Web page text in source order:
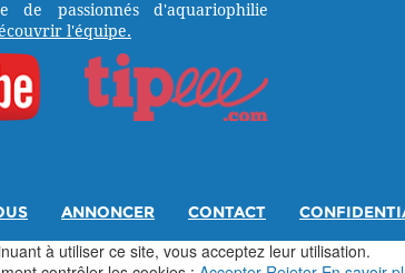
de passionnés d'aquariophilie
l'équipe.
ANNONCER CONTACT
à utiliser ce site, vous acceptez leur utilisation.